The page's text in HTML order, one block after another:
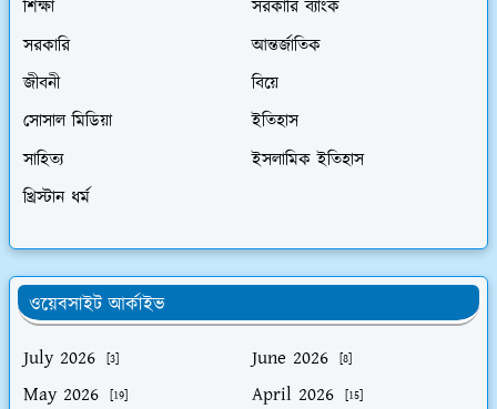
শিক্ষা
সরকারি ব্যাংক
সরকারি
আন্তর্জাতিক
জীবনী
বিয়ে
সোসাল মিডিয়া
ইতিহাস
সাহিত্য
ইসলামিক ইতিহাস
খ্রিস্টান ধর্ম
ওয়েবসাইট আর্কাইভ
July 2026
[3] June 2026 [8]
May 2026 [19] April 2026 [15]